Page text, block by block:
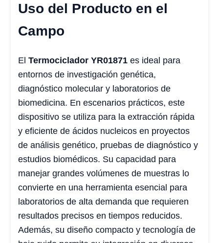
Uso del Producto en el
Campo
El Termociclador YR01871 es ideal para
entornos de investigación genética,
diagnóstico molecular y laboratorios de
biomedicina. En escenarios prácticos, este
dispositivo se utiliza para la extracción rápida
y eficiente de ácidos nucleicos en proyectos
de análisis genético, pruebas de diagnóstico y
estudios biomédicos. Su capacidad para
manejar grandes volúmenes de muestras lo
convierte en una herramienta esencial para
laboratorios de alta demanda que requieren
resultados precisos en tiempos reducidos.
Además, su diseño compacto y tecnología de